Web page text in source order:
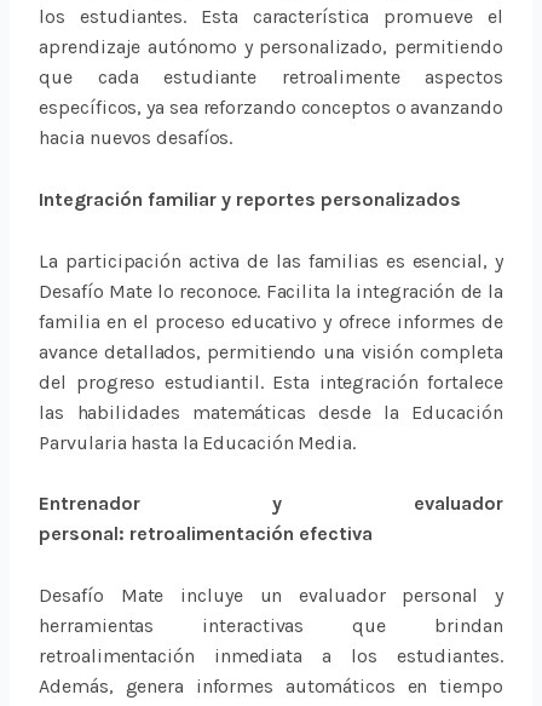
los estudiantes. Esta característica promueve el
aprendizaje autónomo y personalizado, permitiendo
que cada estudiante retroalimente aspectos
específicos, ya sea reforzando conceptos o avanzando
hacia nuevos desafíos.
Integración familiar y reportes personalizados
La participación activa de las familias es esencial, y
Desafío Mate lo reconoce. Facilita la integración de la
familia en el proceso educativo y ofrece informes de
avance detallados, permitiendo una visión completa
del progreso estudiantil. Esta integración fortalece
las habilidades matemáticas desde la Educación
Parvularia hasta la Educación Media.
Entrenador y evaluador
personal: retroalimentación efectiva
Desafío Mate incluye un evaluador personal y
herramientas interactivas que brindan
retroalimentación inmediata a los estudiantes.
Además, genera informes automáticos en tiempo